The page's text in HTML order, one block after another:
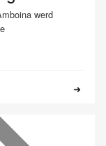
werd